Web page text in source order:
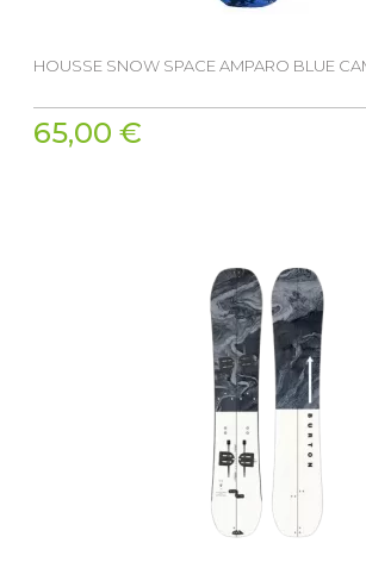
HOUSSE SNOW SPACE AMPARO BLUE
65,00 €